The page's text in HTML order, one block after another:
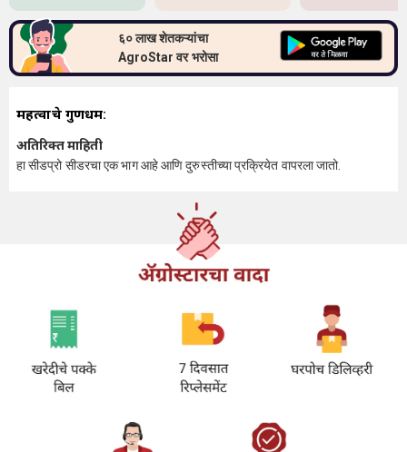
६० लाख शेतकऱ्यांचा
AgroStar वर भरोसा
महत्वाचे गुणधर्म:
अतिरिक्त माहिती
हा सीडप्रो सीडरचा एक भाग आहे आणि दुरुस्तीच्या प्रक्रियेत वापरला जातो.